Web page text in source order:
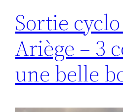
Sortie
Ariège – 3
une belle